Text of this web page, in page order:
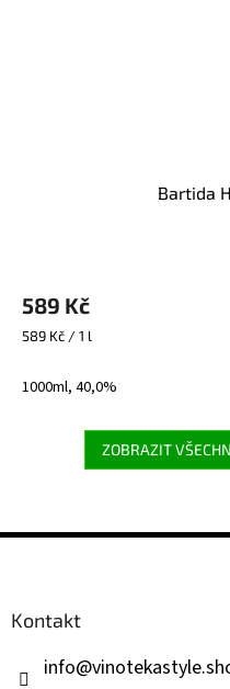
Bartida
produktu
je
5,0
5
589 Kč
Měrná
589 Kč / 1 l
1000ml, 40,0%
ZOBRAZIT
Z
Kontakt
info@